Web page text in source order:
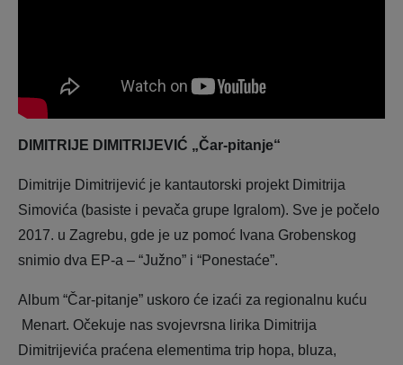
DIMITRIJE DIMITRIJEVIĆ „Čar-pitanje“
Dimitrije Dimitrijević je kantautorski projekt Dimitrija
Simovića (basiste i pevača grupe Igralom). Sve je počelo
2017. u Zagrebu, gde je uz pomoć Ivana Grobenskog
snimio dva EP-a – “Južno” i “Ponestaće”.
Album “Čar-pitanje” uskoro će izaći za regionalnu kuću
Menart. Očekuje nas svojevrsna lirika Dimitrija
Dimitrijevića praćena elementima trip hopa, bluza,